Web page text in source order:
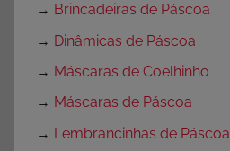
→ Brincadeiras de Páscoa
→ Dinâmicas de Páscoa
→ Máscaras de Coelhinho
→ Máscaras de Páscoa
→ Lembrancinhas de Páscoa